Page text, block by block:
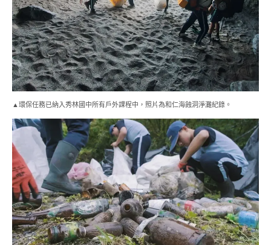
▲環保任務已納入秀林國中所有戶外課程中，照片為和仁海蝕洞淨灘紀錄。